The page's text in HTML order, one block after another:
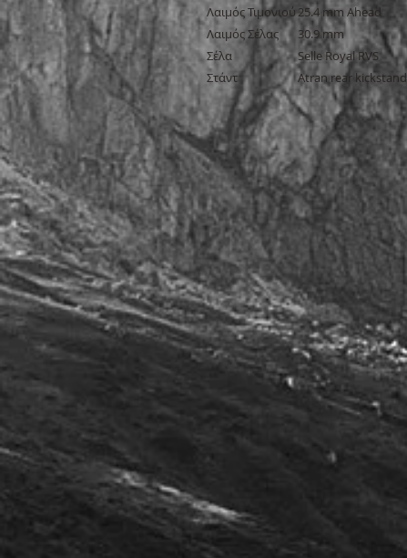
Λαιμός Τιμονιού25.4 mm Ahead
Λαιμός Σέλας
30.9 mm
Σέλα
Selle Royal RVS
Στάντ
Atran rear kickstand